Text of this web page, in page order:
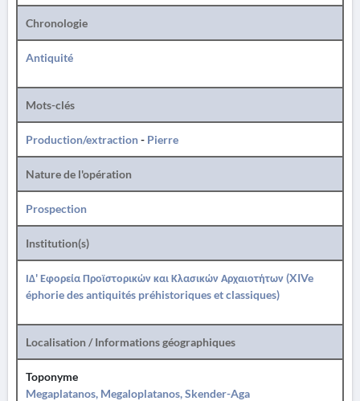
Chronologie
Antiquité
Mots-clés
Production/extraction- Pierre
Nature de l'opération
Prospection
Institution(s)
ΙΔ' Εφορεία Προϊστορικών και Κλασικών Αρχαιοτήτων (XIVe
éphorie des antiquités préhistoriques et classiques)
Localisation / Informations géographiques
Toponyme
Megaplatanos, Megaloplatanos, Skender-Aga